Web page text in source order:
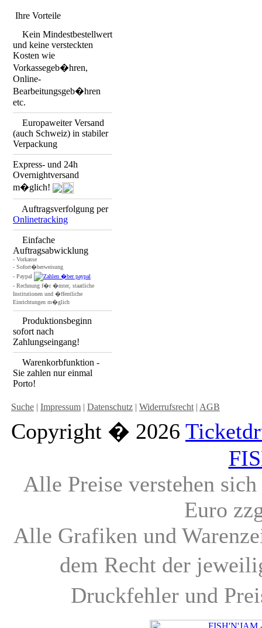
Ihre Vorteile
Kein Mindestbestellwert
und keine versteckten
Kosten wie
Vorkassegeb�hren,
Online-
Bearbeitungsgeb�hren
etc.
Europaweiter Versand
(auch Schweiz) in stabiler
Verpackung
Express- und 24h
Overnightversand
m�glich!
Auftragsverfolgung per
Onlinetracking
Einfache
Auftragsabwicklung
- Vorkasse
- Sofort�berweisung
- Paypal
- Rechnung f�r �mter, staatliche
Institutionen und �ffentliche
Einrichtungen m�glich
Produktionsbeginn
sofort nach
Zahlungseingang!
Warenkorbfunktion -
Sie zahlen nur einmal
Porto!
Suche | Impressum | Datenschutz | Widerrufsrecht | AGB
Copyright � 2026
Alle Preise verstehen
Euro
Alle Grafiken und
dem Recht der
Druckfehler und